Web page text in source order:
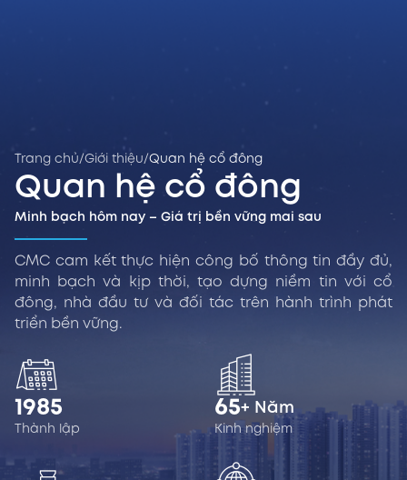
Trang chủ/Giới thiệu/Quan hệ cổ đông
Quan hệ cổ đông
Minh bạch hôm nay – Giá trị bền vững mai sau
CMC cam kết thực hiện công bố thông tin đầy đủ,
minh bạch và kịp thời, tạo dựng niềm tin với cổ
đông, nhà đầu tư và đối tác trên hành trình phát
triển bền vững.
1985
Thành lập
65+ Năm
Kinh nghiệm